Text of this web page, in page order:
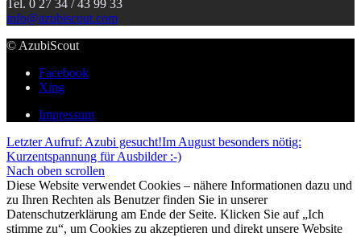
Tel. 0 27 34 / 43 99 33
info@azubiscout.com
© AzubiScout
Facebook
Xing
Impressum
Letzter Aufruf: Azubi gesucht!Im August besonders nötig:
Kurzentspannung für Ausbilder :-)
Nach oben scrollen
Diese Website verwendet Cookies – nähere Informationen dazu und
zu Ihren Rechten als Benutzer finden Sie in unserer
Datenschutzerklärung am Ende der Seite. Klicken Sie auf „Ich
stimme zu“, um Cookies zu akzeptieren und direkt unsere Website